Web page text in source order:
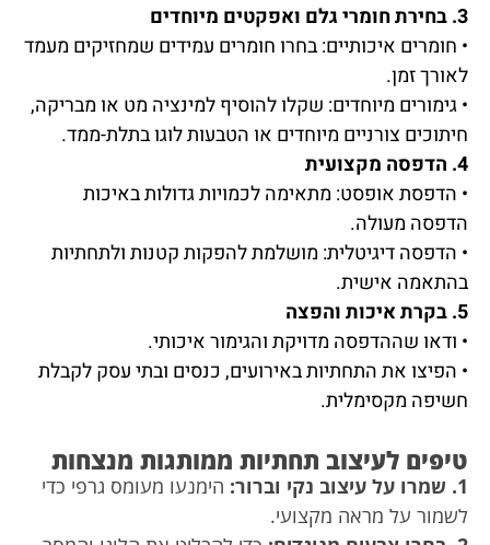
3. בחירת חומרי גלם ואפקטים מיוחדים
• חומרים איכותיים: בחרו חומרים עמידים שמחזיקים מעמד
לאורך זמן.
• גימורים מיוחדים: שקלו להוסיף למינציה מט או מבריקה,
חיתוכים צורניים מיוחדים או הטבעות לוגו בתלת-ממד.
4. הדפסה מקצועית
• הדפסת אופסט: מתאימה לכמויות גדולות באיכות
הדפסה מעולה.
• הדפסה דיגיטלית: מושלמת להפקות קטנות ולתחתיות
בהתאמה אישית.
5. בקרת איכות והפצה
• ודאו שההדפסה מדויקת והגימור איכותי.
• הפיצו את התחתיות באירועים, כנסים ובתי עסק לקבלת
חשיפה מקסימלית.
טיפים לעיצוב תחתיות ממותגות מנצחות
1. שמרו על עיצוב נקי וברור:
הימנעו מעומס גרפי כדי
לשמור על מראה מקצועי.